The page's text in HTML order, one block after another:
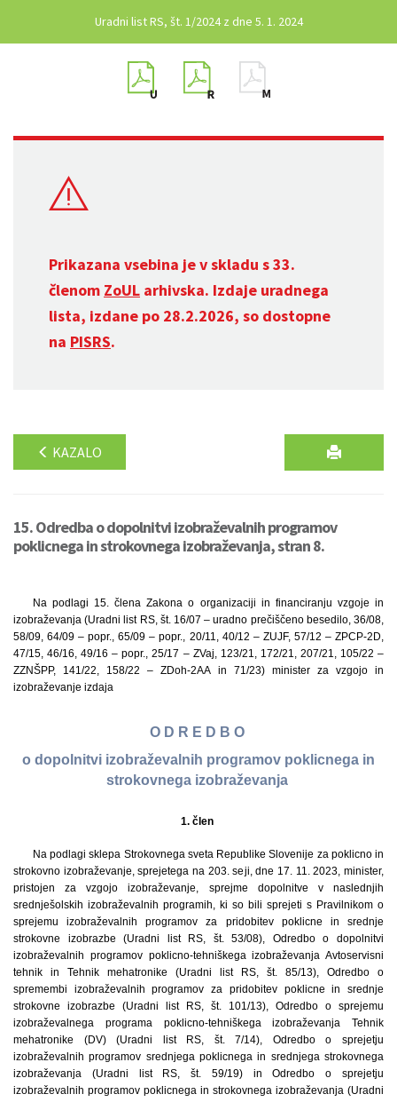
Uradni list RS, št. 1/2024 z dne 5. 1. 2024
Prikazana vsebina je v skladu s 33.
členom ZoUL arhivska. Izdaje uradnega
lista, izdane po 28.2.2026, so dostopne
na PISRS.
KAZALO
15. Odredba o dopolnitvi izobraževalnih programov
poklicnega in strokovnega izobraževanja, stran 8.
Na podlagi 15. člena Zakona o organizaciji in financiranju vzgoje in
izobraževanja (Uradni list RS, št. 16/07 – uradno prečiščeno besedilo, 36/08,
58/09, 64/09 – popr., 65/09 – popr., 20/11, 40/12 – ZUJF, 57/12 – ZPCP-2D,
47/15, 46/16, 49/16 – popr., 25/17 – ZVaj, 123/21, 172/21, 207/21, 105/22 –
ZZNŠPP, 141/22, 158/22 – ZDoh-2AA in 71/23) minister za vzgojo in
izobraževanje izdaja
O D R E D B O
o dopolnitvi izobraževalnih programov poklicnega in
strokovnega izobraževanja
1. člen
Na podlagi sklepa Strokovnega sveta Republike Slovenije za poklicno in
strokovno izobraževanje, sprejetega na 203. seji, dne 17. 11. 2023, minister,
pristojen za vzgojo izobraževanje, sprejme dopolnitve v naslednjih
srednješolskih izobraževalnih programih, ki so bili sprejeti s Pravilnikom o
sprejemu izobraževalnih programov za pridobitev poklicne in srednje
strokovne izobrazbe (Uradni list RS, št. 53/08), Odredbo o dopolnitvi
izobraževalnih programov poklicno-tehniškega izobraževanja Avtoservisni
tehnik in Tehnik mehatronike (Uradni list RS, št. 85/13), Odredbo o
spremembi izobraževalnih programov za pridobitev poklicne in srednje
strokovne izobrazbe (Uradni list RS, št. 101/13), Odredbo o sprejemu
izobraževalnega programa poklicno-tehniškega izobraževanja Tehnik
mehatronike (DV) (Uradni list RS, št. 7/14), Odredbo o sprejetju
izobraževalnih programov srednjega poklicnega in srednjega strokovnega
izobraževanja (Uradni list RS, št. 59/19) in Odredbo o sprejetju
izobraževalnih programov poklicnega in strokovnega izobraževanja (Uradni